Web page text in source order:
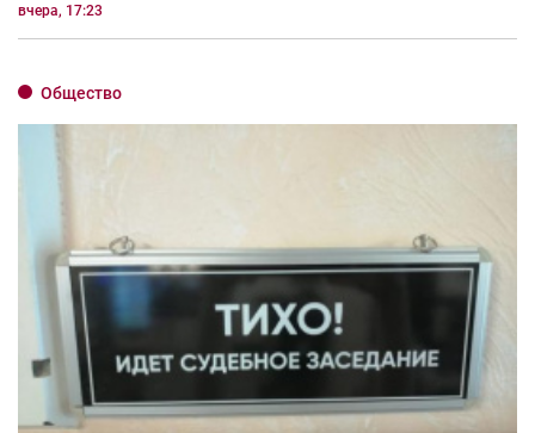
вчера, 17:23
Общество